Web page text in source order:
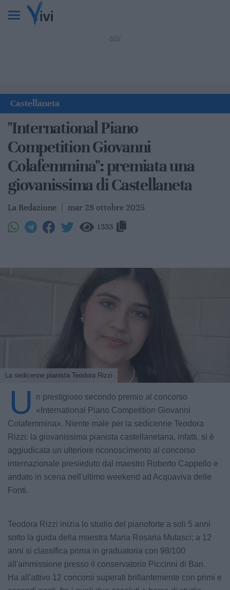
Castellaneta
"International Piano
Competition Giovanni
Colafemmina": premiata una
giovanissima di Castellaneta
La Redazione mar 28 ottobre 2025
1333
La sedicenne pianista Teodora Rizzi
U
n prestigioso secondo premio al concorso
«International Piano Competition Giovanni
Colafemmina». Niente male per la sedicenne Teodora
Rizzi: la giovanissima pianista castellanetana, infatti, si è
aggiudicata un ulteriore riconoscimento al concorso
internazionale presieduto dal maestro Roberto Cappello e
andato in scena nell'ultimo weekend ad Acquaviva delle
Fonti.
Teodora Rizzi inizia lo studio del pianoforte a soli 5 anni
sotto la guida della maestra Maria Rosaria Mutasci; a 12
anni si classifica prima in graduatoria con 98/100
all'ammissione presso il conservatorio Piccinni di Bari.
Ha all'attivo 12 concorsi superati brillantemente con primi e